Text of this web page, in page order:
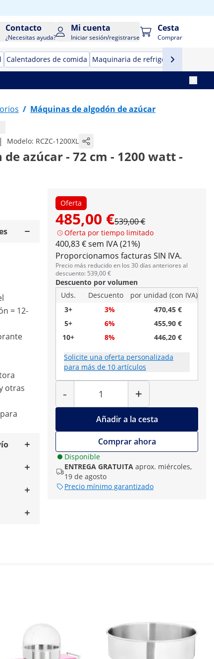
Contacto
¿Necesitas ayuda?
Mi cuenta
Iniciar sesión/registrarse
Cesta
Comprar
Calentadores de comida Maquinaria de refrigeración para
/ Máquinas de algodón de azúcar
| Modelo: RCZC-1200XL
azúcar - 72 cm - 1200 watt -
Oferta
485,00 €539,00 €
Oferta por tiempo limitado
400,83 € sem IVA (21%)
Proporcionamos facturas SIN IVA.
Precio más reducido en los 30 días anteriores al
descuento: 539,00 €
Descuento por volumen
Uds.
Descuento
por unidad (con IVA)
3+
3%
470,45 €
5+
6%
455,90 €
10+
8% 446,20 €
Solicite una oferta personalizada
para más de 10 artículos
-
Cantidad
+
Añadir a la cesta
Comprar ahora
Disponible
ENTREGA GRATUITA aprox. miércoles,
19 de agosto
Precio mínimo garantizado
= 12-
otras